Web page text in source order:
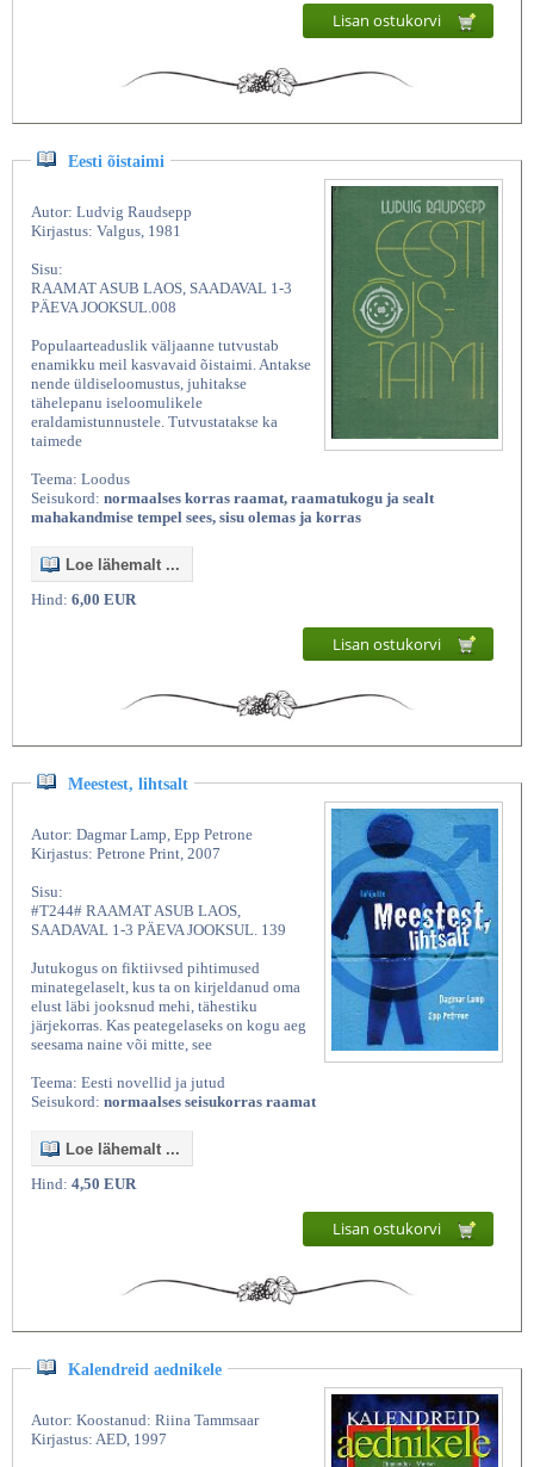
Lisan ostukorvi
Eesti õistaimi
Autor: Ludvig Raudsepp
Kirjastus: Valgus, 1981
Sisu:
RAAMAT ASUB LAOS, SAADAVAL 1-3
PÄEVA JOOKSUL.008
Populaarteaduslik väljaanne tutvustab
enamikku meil kasvavaid õistaimi. Antakse
nende üldiseloomustus, juhitakse
tähelepanu iseloomulikele
eraldamistunnustele. Tutvustatakse ka
taimede
Teema: Loodus
Seisukord: normaalses korras raamat, raamatukogu ja sealt
mahakandmise tempel sees, sisu olemas ja korras
Loe lähemalt ...
Hind: 6,00 EUR
Lisan ostukorvi
Meestest, lihtsalt
Autor: Dagmar Lamp, Epp Petrone
Kirjastus: Petrone Print, 2007
Sisu:
#T244# RAAMAT ASUB LAOS,
SAADAVAL 1-3 PÄEVA JOOKSUL. 139
Jutukogus on fiktiivsed pihtimused
minategelaselt, kus ta on kirjeldanud oma
elust läbi jooksnud mehi, tähestiku
järjekorras. Kas peategelaseks on kogu aeg
seesama naine või mitte, see
Teema: Eesti novellid ja jutud
Seisukord: normaalses seisukorras raamat
Loe lähemalt ...
Hind: 4,50 EUR
Lisan ostukorvi
Kalendreid aednikele
Autor: Koostanud: Riina Tammsaar
Kirjastus: AED, 1997